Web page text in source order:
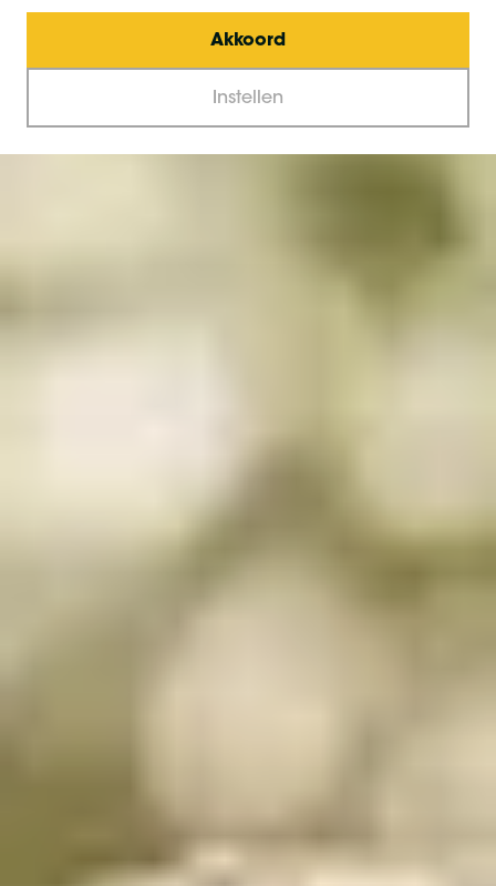
Akkoord
Instellen